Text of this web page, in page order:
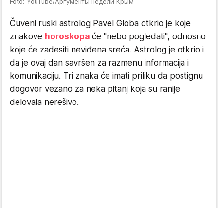
Čuveni ruski astrolog Pavel Globa otkrio je koje
znakove horoskopa će "nebo pogledati", odnosno
koje će zadesiti neviđena sreća. Astrolog je otkrio i
da je ovaj dan savršen za razmenu informacija i
komunikaciju. Tri znaka će imati priliku da postignu
dogovor vezano za neka pitanj koja su ranije
delovala nerešivo.